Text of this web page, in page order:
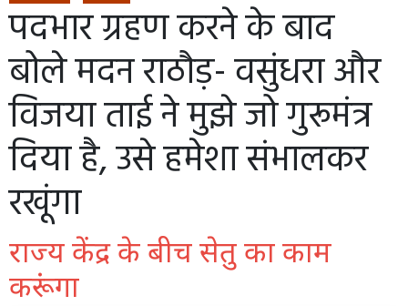
पदभार ग्रहण करने के बाद
बोले मदन राठौड़- वसुंधरा और
विजया ताई ने मुझे जो गुरूमंत्र
दिया है, उसे हमेशा संभालकर
रखूंगा
राज्य केंद्र के बीच सेतु का काम
करूंगा